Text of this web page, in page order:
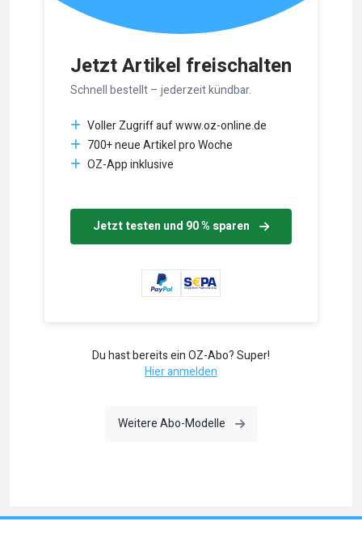
Jetzt Artikel freischalten
Schnell bestellt – jederzeit kündbar.
Voller Zugriff auf www.oz-online.de
700+ neue Artikel pro Woche
OZ-App inklusive
Jetzt testen und 90 % sparen
Du hast bereits ein OZ-Abo? Super!
Hier anmelden
Weitere Abo-Modelle